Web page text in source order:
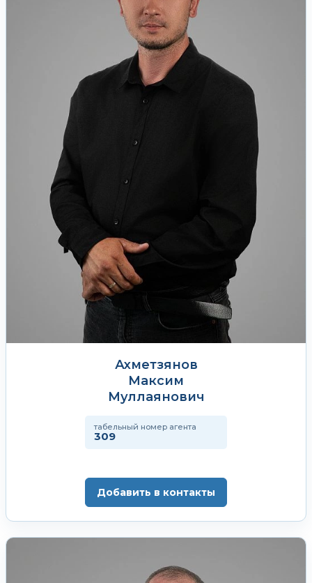
Ахметзянов
Максим
Муллаянович
табельный номер агента
309
Добавить в контакты